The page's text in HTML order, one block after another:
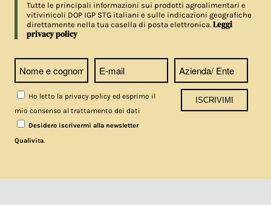
Tutte le principali informazioni sui prodotti agroalimentari e
vitivinicoli DOP IGP STG italiani e sulle indicazioni geografiche
direttamente nella tua casella di posta elettronica.Leggi
privacy policy
Ho letto la privacy policy ed esprimo il
mio consenso al trattamento dei dati
Desidero iscrivermi alla newsletter
Qualivita.